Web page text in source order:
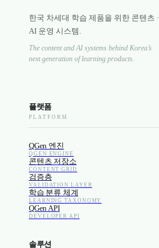
한국 차세대 학습 제품을 위한 콘텐츠 ·
AI 운영 시스템.
The content and AI systems behind Korea’s
next generation of learning products.
플랫폼
PLATFORM
QGen 엔진
QGEN ENGINE
콘텐츠 저장소
CONTENT GRID
검증층
VALIDATION LAYER
학습 분류 체계
LEARNING TAXONOMY
QGen API
DEVELOPER API
솔루션